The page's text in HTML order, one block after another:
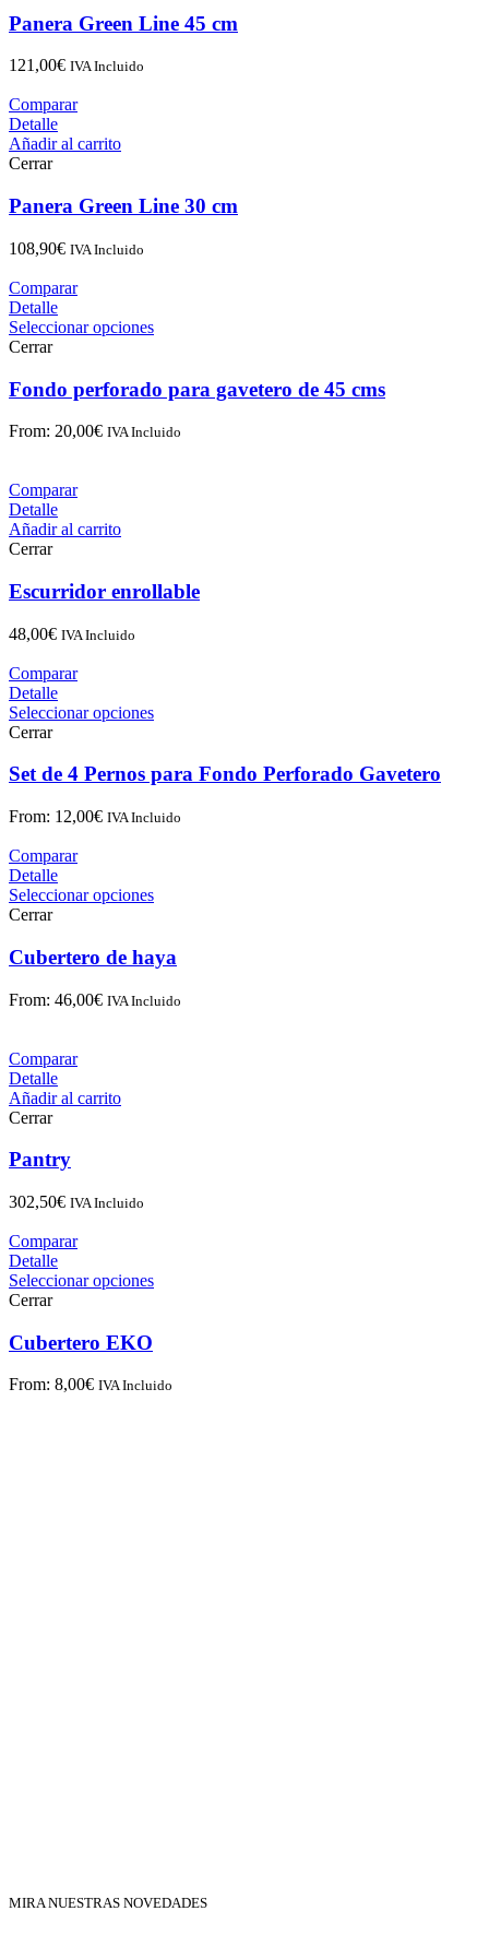
Panera Green Line 45 cm
121,00€ IVA Incluido
Comparar
Detalle
Añadir al carrito
Cerrar
Panera Green Line 30 cm
108,90€ IVA Incluido
Comparar
Detalle
Seleccionar opciones
Cerrar
Fondo perforado para gavetero de 45 cms
From: 20,00€ IVA Incluido
Comparar
Detalle
Añadir al carrito
Cerrar
Escurridor enrollable
48,00€ IVA Incluido
Comparar
Detalle
Seleccionar opciones
Cerrar
Set de 4 Pernos para Fondo Perforado Gavetero
From: 12,00€ IVA Incluido
Comparar
Detalle
Seleccionar opciones
Cerrar
Cubertero de haya
From: 46,00€ IVA Incluido
Comparar
Detalle
Añadir al carrito
Cerrar
Pantry
302,50€ IVA Incluido
Comparar
Detalle
Seleccionar opciones
Cerrar
Cubertero EKO
From: 8,00€ IVA Incluido
MIRA NUESTRAS NOVEDADES